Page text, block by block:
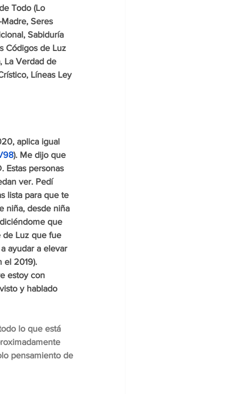
Todo (Lo
Seres
Sabiduría
Códigos de Luz
La Verdad de
Líneas Ley
aplica igual
). Me dijo que
Estas personas
ver. Pedí
lista para que te
niña, desde niña
que
de Luz que fue
ayudar a elevar
el 2019).
estoy con
y hablado
lo que está
pensamiento de